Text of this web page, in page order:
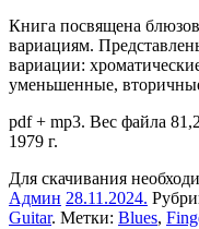
Книга посвящена
вариациям.
вариации:
уменьшенные,
pdf + mp3. Вес файла
1979 г.
Для скачивания
Админ 28.11.2024.
Guitar. Метки: Blues,